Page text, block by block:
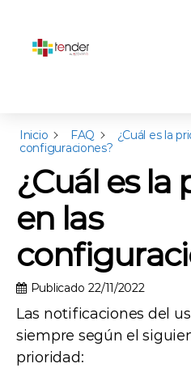
Inicio FAQ
¿Cuál es la
configuraciones?
¿Cuál es la
en las
Publicado 22/11/2022
Las notificaciones del
siempre según el
prioridad: